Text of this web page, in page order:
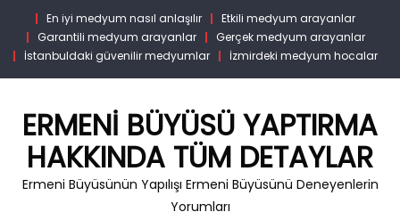
content
En iyi medyum nasıl anlaşılır
Etkili medyum arayanlar
Garantili medyum arayanlar
Gerçek medyum arayanlar
İstanbuldaki güvenilir medyumlar
İzmirdeki medyum hocalar
ERMENI BÜYÜSÜ YAPTIRMA
HAKKINDA TÜM DETAYLAR
Ermeni Büyüsünün Yapılışı Ermeni Büyüsünü Deneyenlerin
Yorumları